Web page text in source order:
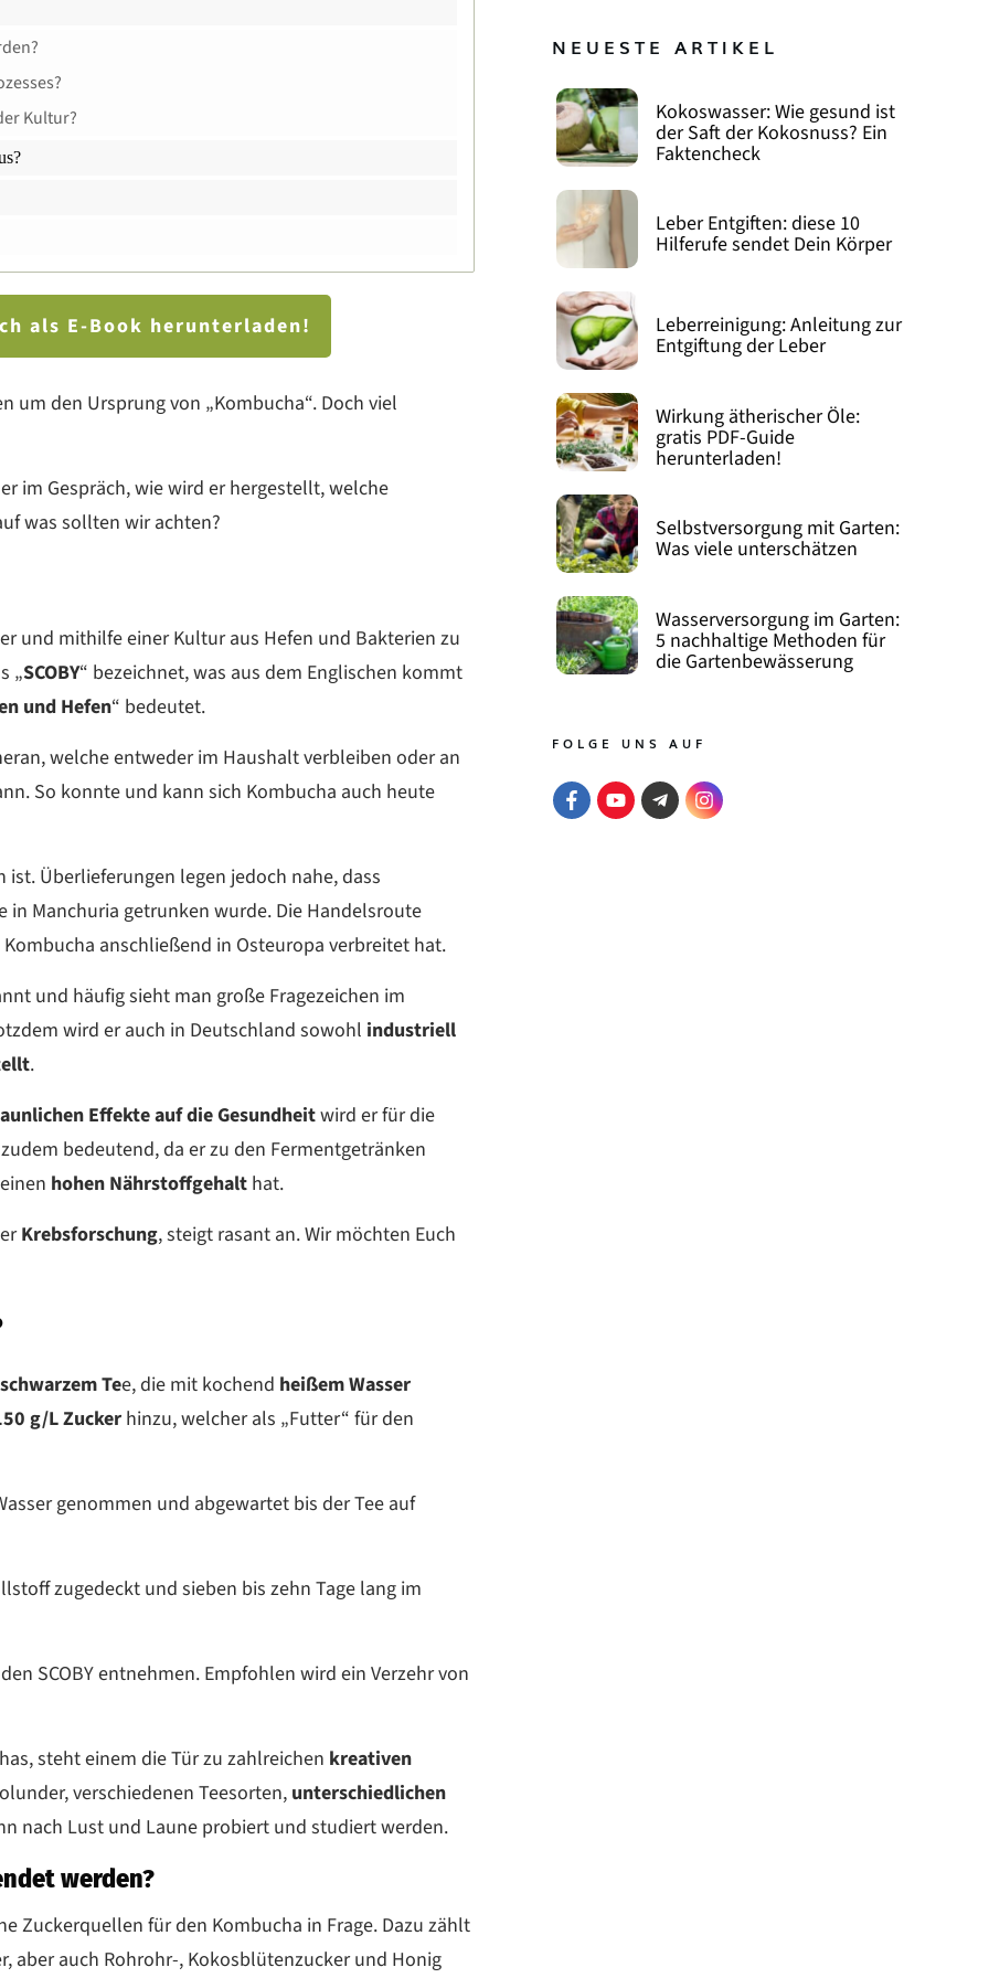
Kultur?
als E-Book herunterladen!
um den Ursprung von „Kombucha“. Doch viel
im Gespräch, wie wird er hergestellt, welche
was sollten wir achten?
und mithilfe einer Kultur aus Hefen und Bakterien zu
„SCOBY“ bezeichnet, was aus dem Englischen kommt
und Hefen“ bedeutet.
welche entweder im Haushalt verbleiben oder an
So konnte und kann sich Kombucha auch heute
Überlieferungen legen jedoch nahe, dass
in Manchuria getrunken wurde. Die Handelsroute
anschließend in Osteuropa verbreitet hat.
und häufig sieht man große Fragezeichen im
wird er auch in Deutschland sowohl industriell
.
Effekte auf die Gesundheitwird er für die
bedeutend, da er zu den Fermentgetränken
hohen Nährstoffgehalt hat.
Krebsforschung, steigt rasant an. Wir möchten Euch
Tee, die mit kochend heißem Wasser
g/L Zucker hinzu, welcher als „Futter“ für den
genommen und abgewartet bis der Tee auf
zugedeckt und sieben bis zehn Tage lang im
SCOBY entnehmen. Empfohlen wird ein Verzehr von
steht einem die Tür zu zahlreichen kreativen
verschiedenen Teesorten, unterschiedlichen
nach Lust und Laune probiert und studiert werden.
werden?
Zuckerquellen für den Kombucha in Frage. Dazu zählt
aber auch Rohrohr-, Kokosblütenzucker und Honig
NEUESTE ARTIKEL
Kokoswasser: Wie gesund ist
der Saft der Kokosnuss? Ein
Faktencheck
Leber Entgiften: diese 10
Hilferufe sendet Dein Körper
Leberreinigung: Anleitung zur
Entgiftung der Leber
Wirkung ätherischer Öle:
gratis PDF-Guide
herunterladen!
Selbstversorgung mit Garten:
Was viele unterschätzen
Wasserversorgung im Garten:
5 nachhaltige Methoden für
die Gartenbewässerung
FOLGE UNS AUF